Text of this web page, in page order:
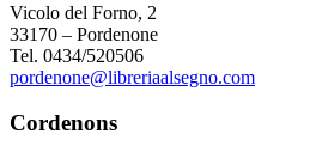
Vicolo del Forno, 2
33170 – Pordenone
Tel. 0434/520506
pordenone@libreriaalsegno.com
Cordenons